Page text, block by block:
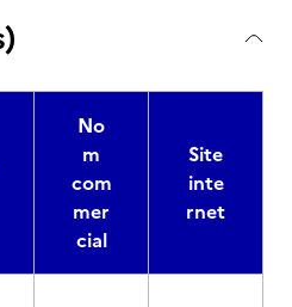
No
m
com
mer
cial
Site
inte
rnet